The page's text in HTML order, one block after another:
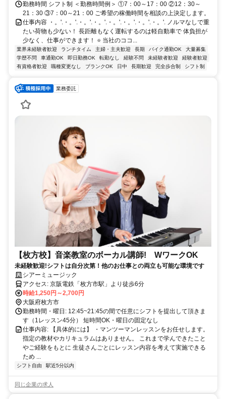
勤務時間 シフト制 ＜勤務時間例＞ ①7：00～17：00 ②12：30～
21：30 ③7：00～21：00 ご希望の稼働時間を相談の上決定します。
仕事内容 ・。'.・。'.・。'.・。'.・。'.・。'.・。'.・。'. ノルマなしで重
たい荷物も少ない！ 長距離もなく運転するのは軽自動車で 体負担が
少なく、仕事ができます！ ⭐️ 当社のココ...
業界未経験者歓迎 ランチタイム 主婦・主夫歓迎 長期 バイク通勤OK
大量募集
学歴不問
車通勤OK 即日勤務OK 転勤なし 経験不問 未経験者歓迎
経験者歓迎
有資格者歓迎
職種変更なし ブランクOK 日中 長期歓迎 完全歩合制 シフト制
業務委託
【枚方校】音楽教室のボーカル講師! WワークOK
未経験歓迎!シフトは自分次第！他のお仕事との両立も可能な環境です
シアーミュージック
アクセス: 京阪電鉄「枚方市駅」より徒歩6分
時給1,250円～2,700円
大阪府枚方市
勤務時間・曜日: 12:45~21:45の間で任意にシフトを提出して頂きま
す（1レッスン45分） 短時間OK・曜日の固定なし
仕事内容: 【具体的には】 ・マンツーマンレッスンをお任せします。
指定の教材やカリキュラムはありません。 これまで学んできたこと
やご経験をもとに 生徒さんごとにレッスン内容を考えて実施できる
ため ...
シフト自由 駅近5分以内
同じ企業の求人